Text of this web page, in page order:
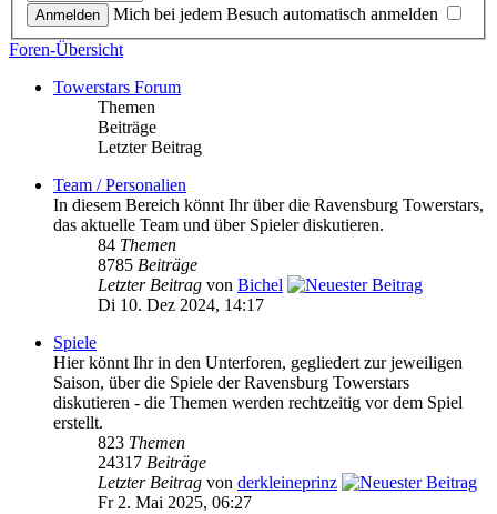
Mich bei jedem Besuch automatisch anmelden
Foren-Übersicht
Towerstars Forum
Themen
Beiträge
Letzter Beitrag
Team / Personalien
In diesem Bereich könnt Ihr über die Ravensburg Towerstars,
das aktuelle Team und über Spieler diskutieren.
84 Themen
8785 Beiträge
Letzter Beitrag von Bichel
Di 10. Dez 2024, 14:17
Spiele
Hier könnt Ihr in den Unterforen, gegliedert zur jeweiligen
Saison, über die Spiele der Ravensburg Towerstars
diskutieren - die Themen werden rechtzeitig vor dem Spiel
erstellt.
823 Themen
24317 Beiträge
Letzter Beitrag von derkleineprinz
Fr 2. Mai 2025, 06:27